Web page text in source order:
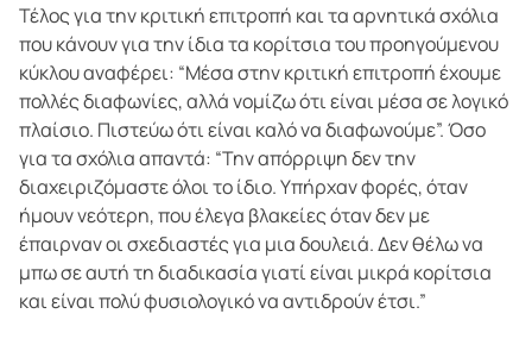
Τέλος για την κριτική επιτροπή και τα αρνητικά σχόλια
που κάνουν για την ίδια τα κορίτσια του προηγούμενου
κύκλου αναφέρει: “Μέσα στην κριτική επιτροπή έχουμε
πολλές διαφωνίες, αλλά νομίζω ότι είναι μέσα σε λογικό
πλαίσιο. Πιστεύω ότι είναι καλό να διαφωνούμε”. Όσο
για τα σχόλια απαντά: “Την απόρριψη δεν την
διαχειριζόμαστε όλοι το ίδιο. Υπήρχαν φορές, όταν
ήμουν νεότερη, που έλεγα βλακείες όταν δεν με
έπαιρναν οι σχεδιαστές για μια δουλειά. Δεν θέλω να
μπω σε αυτή τη διαδικασία γιατί είναι μικρά κορίτσια
και είναι πολύ φυσιολογικό να αντιδρούν έτσι.”